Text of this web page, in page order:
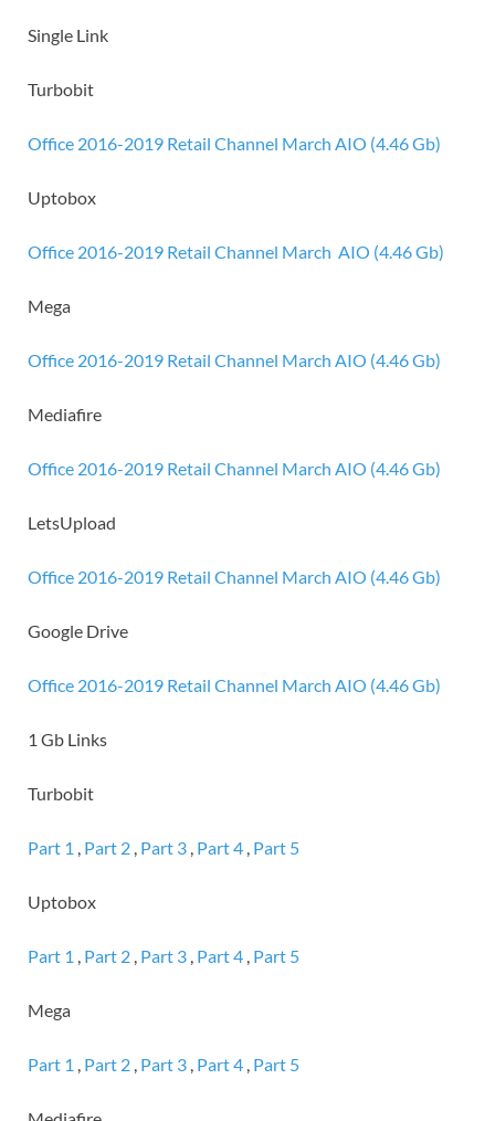
Single Link
Turbobit
Office 2016-2019 Retail Channel March AIO (4.46 Gb)
Uptobox
Office 2016-2019 Retail Channel March AIO (4.46 Gb)
Mega
Office 2016-2019 Retail Channel March AIO (4.46 Gb)
Mediafire
Office 2016-2019 Retail Channel March AIO (4.46 Gb)
LetsUpload
Office 2016-2019 Retail Channel March AIO (4.46 Gb)
Google Drive
Office 2016-2019 Retail Channel March AIO (4.46 Gb)
1 Gb Links
Turbobit
Part 1 , Part 2 , Part 3 , Part 4 , Part 5
Uptobox
Part 1 , Part 2 , Part 3 , Part 4 , Part 5
Mega
Part 1 , Part 2 , Part 3 , Part 4 , Part 5